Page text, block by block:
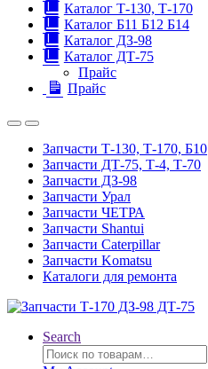
Каталог Т-130, Т-170
Каталог Б11 Б12 Б14
Каталог ДЗ-98
Каталог ДТ-75
Прайс
Прайс
Запчасти Т-130, Т-170, Б10
Запчасти ДТ-75, Т-4, Т-70
Запчасти ДЗ-98
Запчасти Урал
Запчасти ЧЕТРА
Запчасти Shantui
Запчасти Caterpillar
Запчасти Komatsu
Каталоги для ремонта
Search
Искать: